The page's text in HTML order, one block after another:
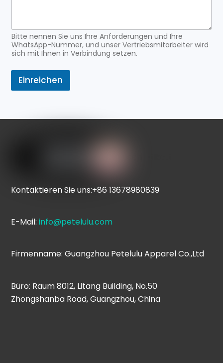
e
Bitte nennen Sie uns Ihre Anforderungen und Ihre
WhatsApp-Nummer, und unser Vertriebsmitarbeiter wird
sich mit Ihnen in Verbindung setzen.
Einreichen
Kontaktieren Sie uns:+86 13678980839
E-Mail:info@petelulu.com
Firmenname: Guangzhou Petelulu Apparel Co.,Ltd
Büro: Raum 8012, Litang Building, No.50
Zhongshanba Road, Guangzhou, China